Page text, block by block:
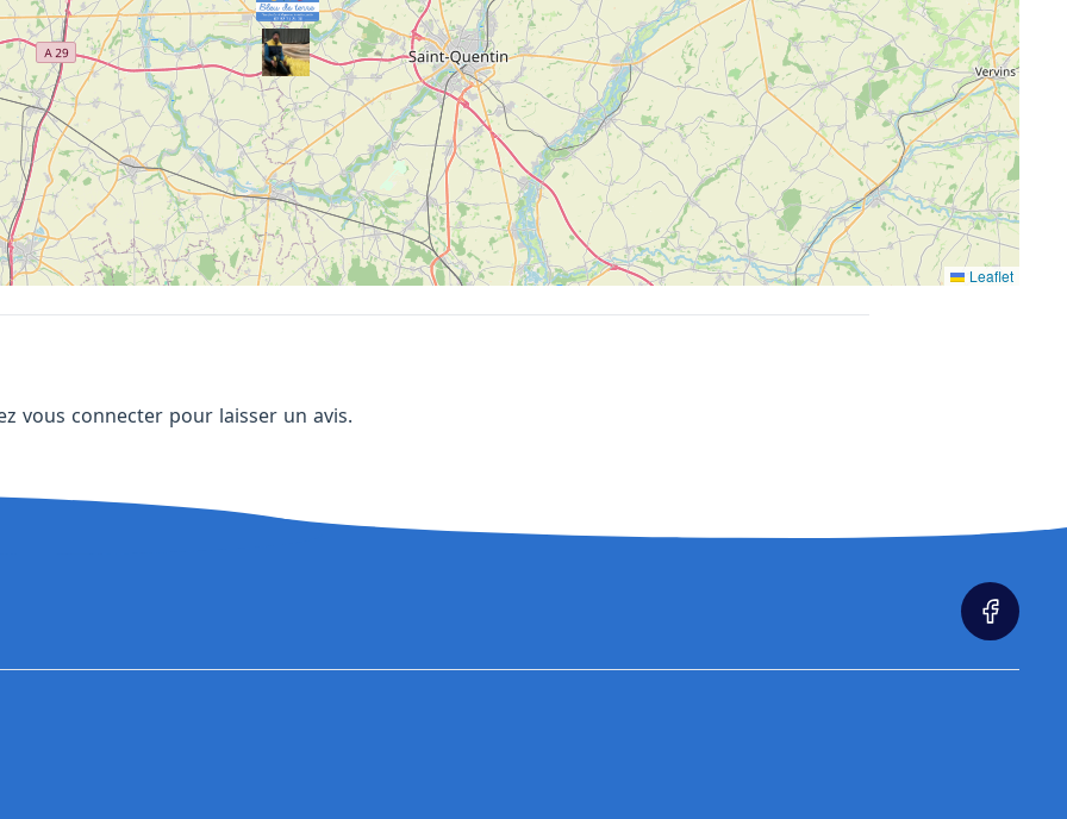
Leaflet
vous connecter pour laisser un avis.